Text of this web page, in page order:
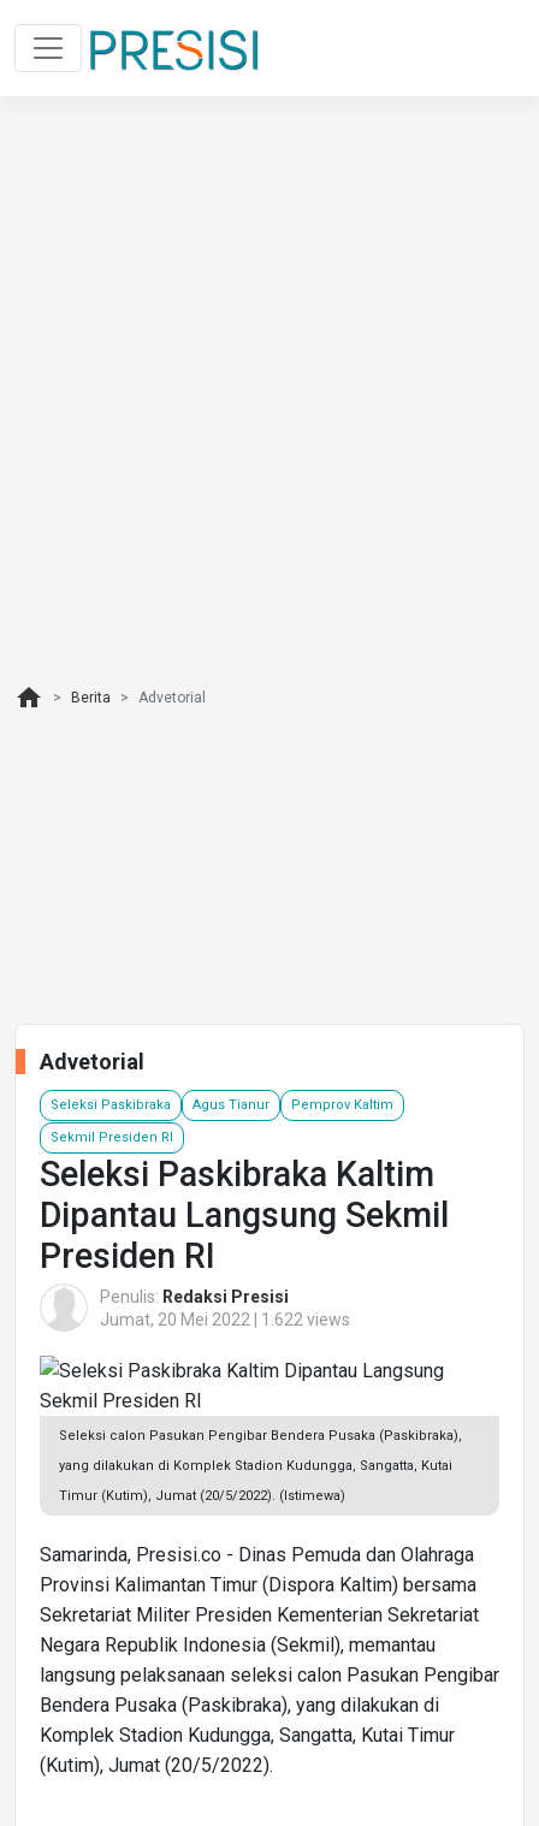
home Berita Advetorial
Advetorial
Seleksi Paskibraka Agus Tianur Pemprov Kaltim
Sekmil Presiden RI
Seleksi Paskibraka Kaltim
Dipantau Langsung Sekmil
Presiden RI
Penulis: Redaksi Presisi
Jumat, 20 Mei 2022 | 1.622 views
Seleksi calon Pasukan Pengibar Bendera Pusaka (Paskibraka),
yang dilakukan di Komplek Stadion Kudungga, Sangatta, Kutai
Timur (Kutim), Jumat (20/5/2022). (Istimewa)
Samarinda, Presisi.co - Dinas Pemuda dan Olahraga
Provinsi Kalimantan Timur (Dispora Kaltim) bersama
Sekretariat Militer Presiden Kementerian Sekretariat
Negara Republik Indonesia (Sekmil), memantau
langsung pelaksanaan seleksi calon Pasukan Pengibar
Bendera Pusaka (Paskibraka), yang dilakukan di
Komplek Stadion Kudungga, Sangatta, Kutai Timur
(Kutim), Jumat (20/5/2022).